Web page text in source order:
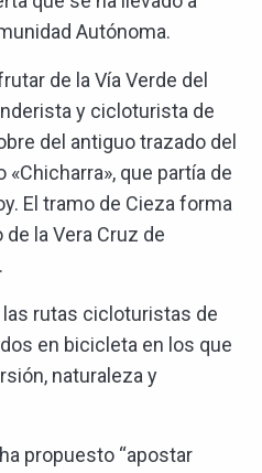
Autónoma.
de la Vía Verde del
y cicloturista de
del antiguo trazado del
que partía de
El tramo de Cieza forma
la Vera Cruz de
las rutas cicloturistas de
en bicicleta en los que
naturaleza y
propuesto “apostar